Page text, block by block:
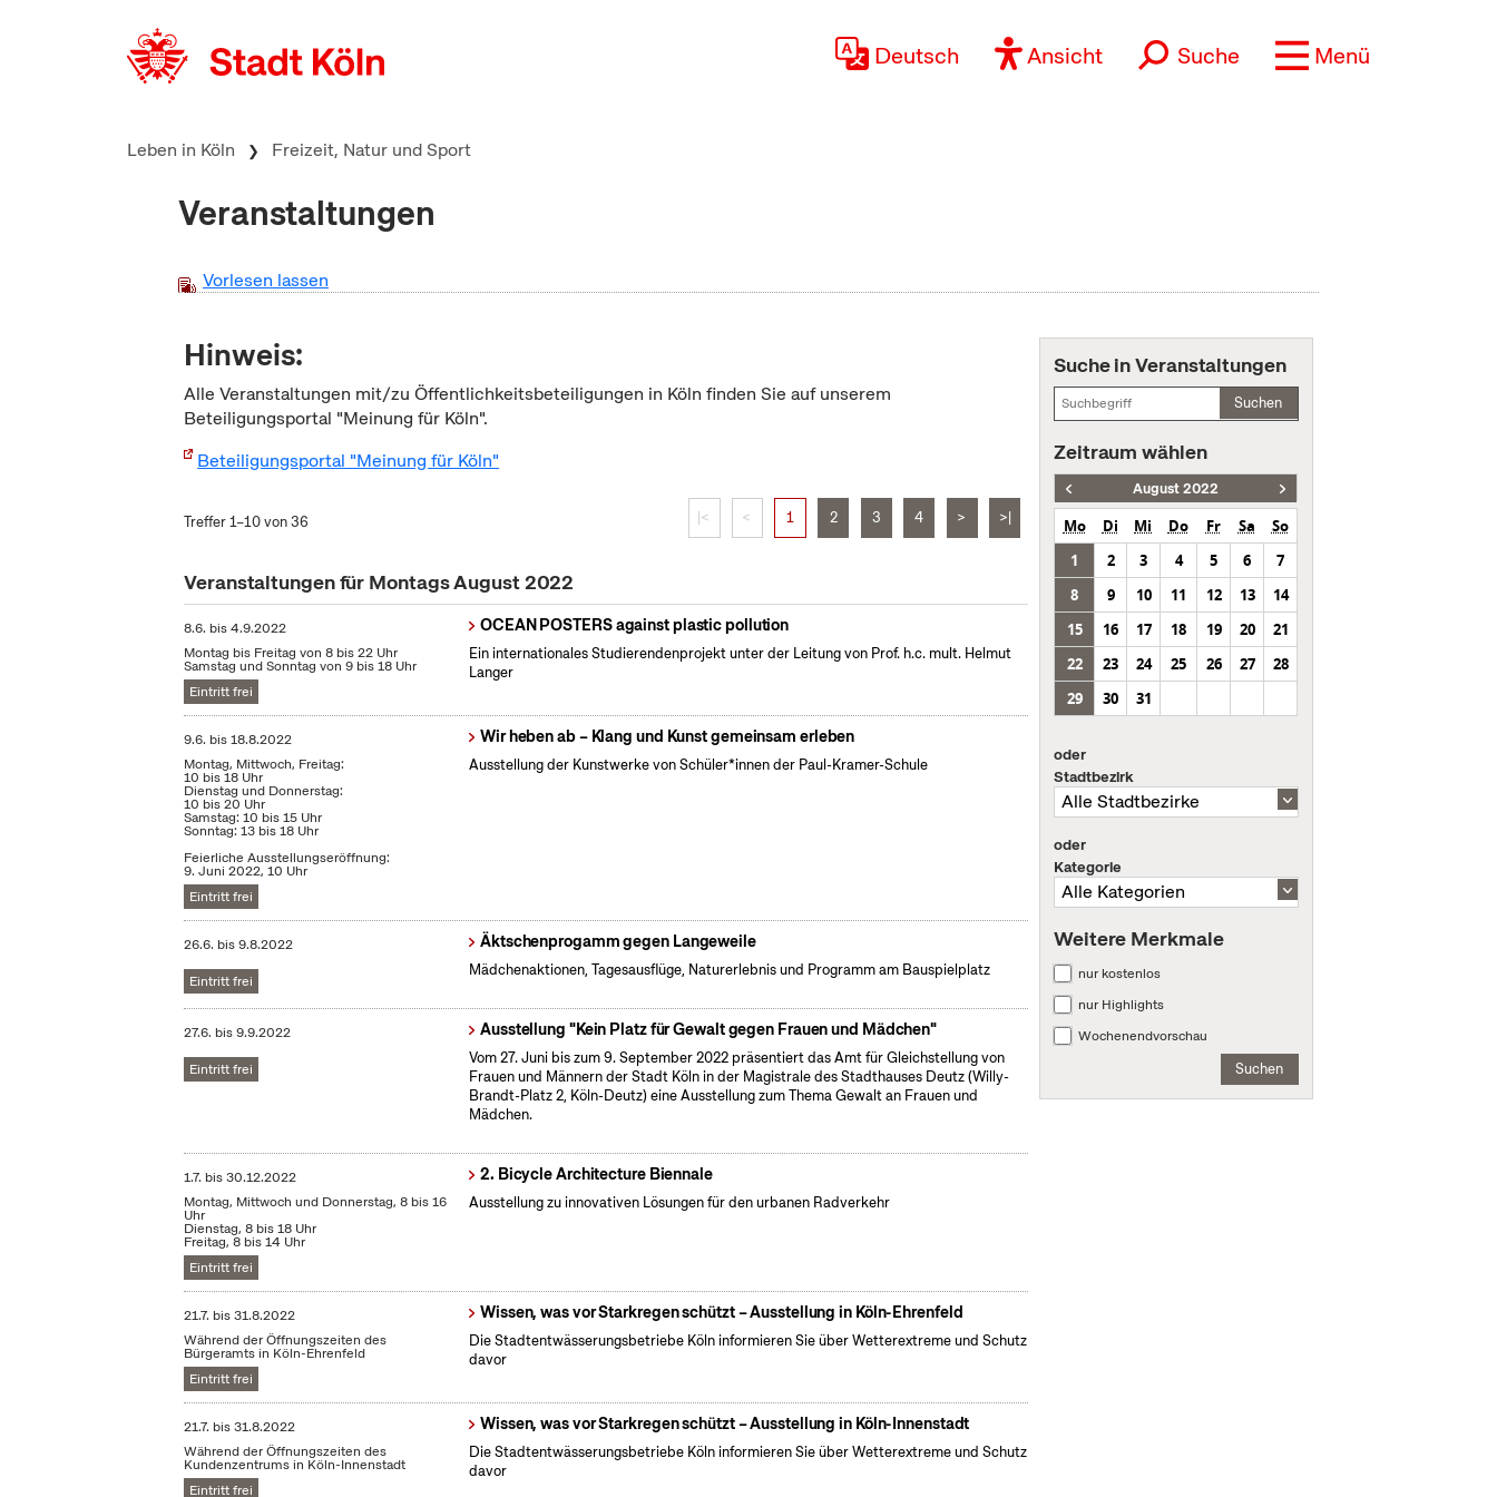
Deutsch Ansicht Suche Menü
Leben in Köln Freizeit, Natur und Sport
Veranstaltungen
Vorlesen lassen
Hinweis:
Alle Veranstaltungen mit/zu Öffentlichkeitsbeteiligungen in Köln finden Sie auf unserem
Beteiligungsportal "Meinung für Köln".
Beteiligungsportal "Meinung für Köln"
Treffer 1–10 von 36 |< < 1 2 3 4 > >|
Veranstaltungen für Montags August 2022
8.6. bis4.9.2022
Montag bis Freitag von 8 bis 22 Uhr
Samstag und Sonntag von 9 bis 18 Uhr
Eintritt frei
OCEAN POSTERS against plastic pollution
Ein internationales Studierendenprojekt unter der Leitung von Prof. h.c. mult. Helmut
Langer
9.6. bis18.8.2022
Montag, Mittwoch, Freitag:
10 bis 18 Uhr
Dienstag und Donnerstag:
10 bis 20 Uhr
Samstag: 10 bis 15 Uhr
Sonntag: 13 bis 18 Uhr
Feierliche Ausstellungseröffnung:
9. Juni 2022, 10 Uhr
Eintritt frei
Wir heben ab – Klang und Kunst gemeinsam erleben
Ausstellung der Kunstwerke von Schüler*innen der Paul-Kramer-Schule
26.6. bis9.8.2022
Eintritt frei
Äktschenprogamm gegen Langeweile
Mädchenaktionen, Tagesausflüge, Naturerlebnis und Programm am Bauspielplatz
27.6. bis9.9.2022
Eintritt frei
Ausstellung "Kein Platz für Gewalt gegen Frauen und Mädchen"
Vom 27. Juni bis zum 9. September 2022 präsentiert das Amt für Gleichstellung von
Frauen und Männern der Stadt Köln in der Magistrale des Stadthauses Deutz (Willy-
Brandt-Platz 2, Köln-Deutz) eine Ausstellung zum Thema Gewalt an Frauen und
Mädchen.
1.7. bis30.12.2022
Montag, Mittwoch und Donnerstag, 8 bis 16
Uhr
Dienstag, 8 bis 18 Uhr
Freitag, 8 bis 14 Uhr
Eintritt frei
2. Bicycle Architecture Biennale
Ausstellung zu innovativen Lösungen für den urbanen Radverkehr
21.7. bis31.8.2022
Während der Öffnungszeiten des
Bürgeramts in Köln-Ehrenfeld
Eintritt frei
Wissen, was vor Starkregen schützt – Ausstellung in Köln-Ehrenfeld
Die Stadtentwässerungsbetriebe Köln informieren Sie über Wetterextreme und Schutz
davor
21.7. bis31.8.2022
Während der Öffnungszeiten des
Kundenzentrums in Köln-Innenstadt
Eintritt frei
Wissen, was vor Starkregen schützt – Ausstellung in Köln-Innenstadt
Die Stadtentwässerungsbetriebe Köln informieren Sie über Wetterextreme und Schutz
davor
Suche in Veranstaltungen
Suchen
Zeitraum wählen
August 2022
Mo Di Mi Do Fr Sa
So
1
2 3 4 5 6
7
8
9 10 11 12 13
14
15
16 17 18 19 20
21
22
23 24 25 26 27
28
29
30 31
oder
Stadtbezirk
oder
Kategorie
Weitere Merkmale
nur kostenlos
nur Highlights
Wochenendvorschau
Suchen